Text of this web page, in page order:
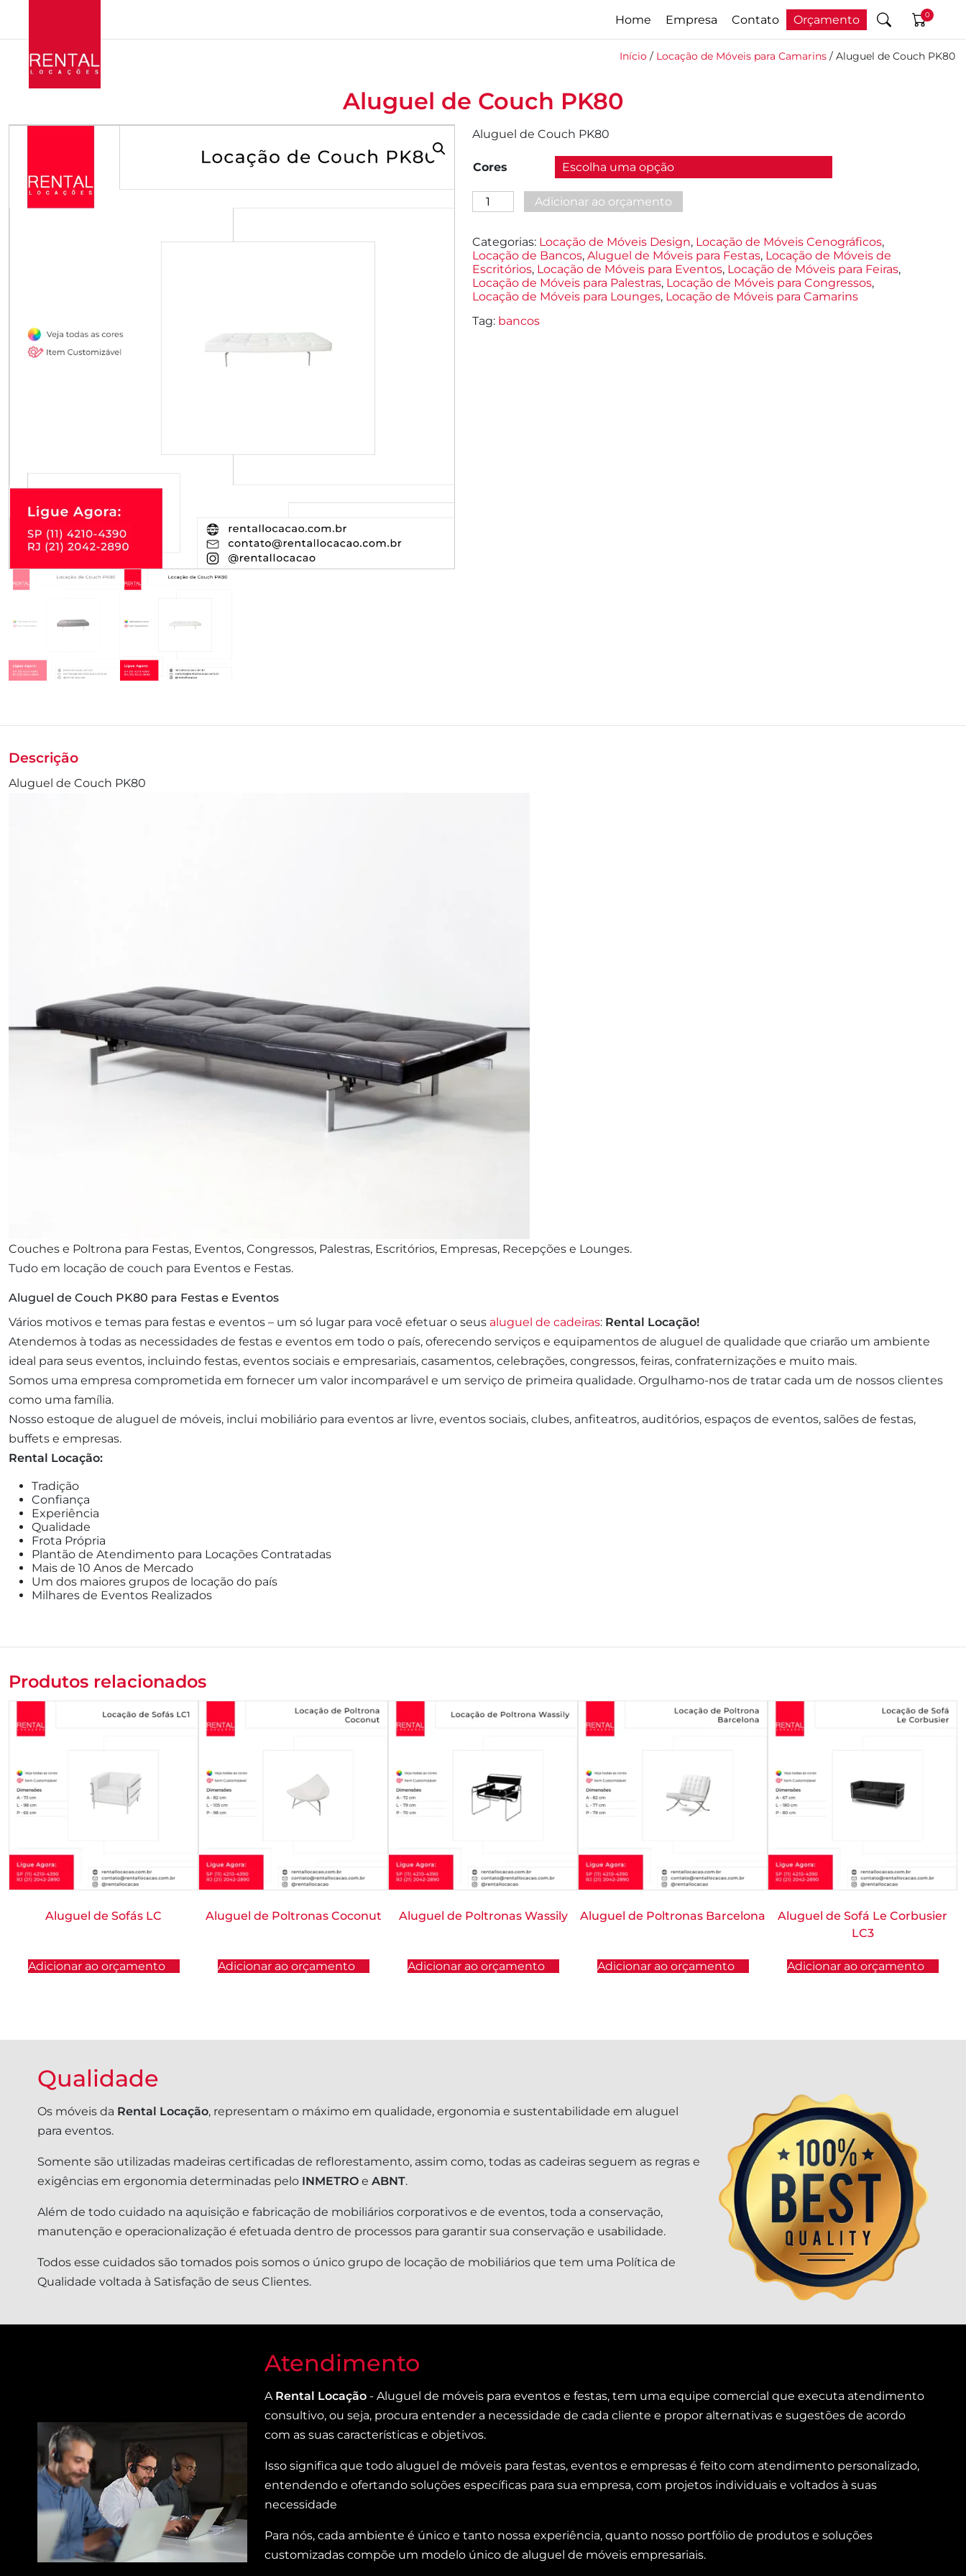
Home Empresa Contato Orçamento 0
Início / Locação de Móveis para Camarins / Aluguel de Couch PK80
Aluguel de Couch PK80
Aluguel de Couch PK80
Cores
Aluguel
de
PK80
quantidade
Adicionar ao orçamento
Categorias: Locação de Móveis Design, Locação de Móveis Cenográficos,
Locação de Bancos,Aluguel de Móveis para Festas, Locação de Móveis de
Escritórios, Locação de Móveis para Eventos, Locação de Móveis para Feiras,
Locação de Móveis para Palestras, Locação de Móveis para Congressos,
Locação de Móveis para Lounges, Locação de Móveis para Camarins
Tag: bancos
Descrição
Aluguel de Couch PK80
Couches e Poltrona para Festas, Eventos, Congressos, Palestras, Escritórios, Empresas, Recepções e Lounges.
Tudo em locação de couch para Eventos e Festas.
Aluguel de Couch PK80 para Festas e Eventos
Vários motivos e temas para festas e eventos – um só lugar para você efetuar o seus aluguel de cadeiras: Rental Locação!
Atendemos à todas as necessidades de festas e eventos em todo o país, oferecendo serviços e equipamentos de aluguel de qualidade que criarão um ambiente
ideal para seus eventos, incluindo festas, eventos sociais e empresariais, casamentos, celebrações, congressos, feiras, confraternizações e muito mais.
Somos uma empresa comprometida em fornecer um valor incomparável e um serviço de primeira qualidade. Orgulhamo-nos de tratar cada um de nossos clientes
como uma família.
Nosso estoque de aluguel de móveis, inclui mobiliário para eventos ar livre, eventos sociais, clubes, anfiteatros, auditórios, espaços de eventos, salões de festas,
buffets e empresas.
Rental Locação:
Tradição
Confiança
Experiência
Qualidade
Frota Própria
Plantão de Atendimento para Locações Contratadas
Mais de 10 Anos de Mercado
Um dos maiores grupos de locação do país
Milhares de Eventos Realizados
Produtos relacionados
Aluguel de Sofás LC
Adicionar ao orçamento
Aluguel de Poltronas Coconut
Adicionar ao orçamento
Aluguel de Poltronas Wassily
Adicionar ao orçamento
Aluguel de Poltronas Barcelona
Adicionar ao orçamento
Aluguel de Sofá Le Corbusier
LC3
Adicionar ao orçamento
Qualidade
Os móveis da Rental Locação, representam o máximo em qualidade, ergonomia e sustentabilidade em aluguel
para eventos.
Somente são utilizadas madeiras certificadas de reflorestamento, assim como, todas as cadeiras seguem as regras e
exigências em ergonomia determinadas pelo INMETRO e ABNT.
Além de todo cuidado na aquisição e fabricação de mobiliários corporativos e de eventos, toda a conservação,
manutenção e operacionalização é efetuada dentro de processos para garantir sua conservação e usabilidade.
Todos esse cuidados são tomados pois somos o único grupo de locação de mobiliários que tem uma Política de
Qualidade voltada à Satisfação de seus Clientes.
Atendimento
A Rental Locação - Aluguel de móveis para eventos e festas, tem uma equipe comercial que executa atendimento
consultivo, ou seja, procura entender a necessidade de cada cliente e propor alternativas e sugestões de acordo
com as suas características e objetivos.
Isso significa que todo aluguel de móveis para festas, eventos e empresas é feito com atendimento personalizado,
entendendo e ofertando soluções específicas para sua empresa, com projetos individuais e voltados à suas
necessidade
Para nós, cada ambiente é único e tanto nossa experiência, quanto nosso portfólio de produtos e soluções
customizadas compõe um modelo único de aluguel de móveis empresariais.